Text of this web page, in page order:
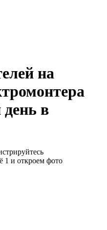
на
в
1 и откроем фото